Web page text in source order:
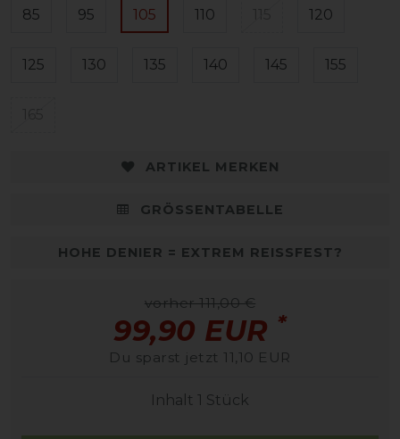
85 95 105 110 120
125 130 135 140 145 155
ARTIKEL MERKEN
GRÖSSENTABELLE
HOHE DENIER = EXTREM REISSFEST?
vorher 111,00 €
99,90 EUR *
Du sparst jetzt 11,10 EUR
Inhalt 1 Stück